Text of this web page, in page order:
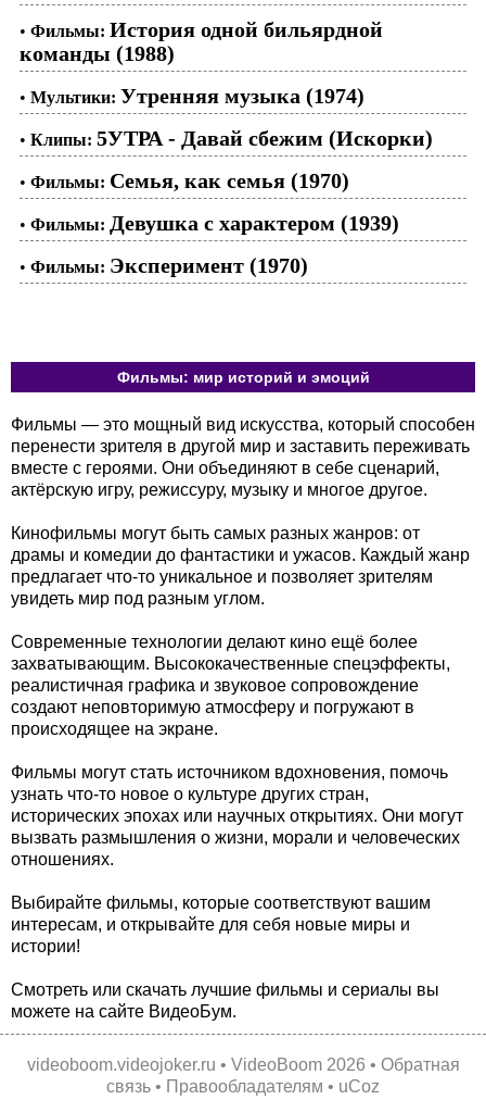
• Фильмы: История одной бильярдной
команды (1988)
• Мультики: Утренняя музыка (1974)
• Клипы: 5УТРА - Давай сбежим (Искорки)
• Фильмы: Семья, как семья (1970)
• Фильмы: Девушка с характером (1939)
• Фильмы: Эксперимент (1970)
Фильмы: мир историй и эмоций
Фильмы — это мощный вид искусства, который способен
перенести зрителя в другой мир и заставить переживать
вместе с героями. Они объединяют в себе сценарий,
актёрскую игру, режиссуру, музыку и многое другое.
Кинофильмы могут быть самых разных жанров: от
драмы и комедии до фантастики и ужасов. Каждый жанр
предлагает что-то уникальное и позволяет зрителям
увидеть мир под разным углом.
Современные технологии делают кино ещё более
захватывающим. Высококачественные спецэффекты,
реалистичная графика и звуковое сопровождение
создают неповторимую атмосферу и погружают в
происходящее на экране.
Фильмы могут стать источником вдохновения, помочь
узнать что-то новое о культуре других стран,
исторических эпохах или научных открытиях. Они могут
вызвать размышления о жизни, морали и человеческих
отношениях.
Выбирайте фильмы, которые соответствуют вашим
интересам, и открывайте для себя новые миры и
истории!
Смотреть или скачать лучшие фильмы и сериалы вы
можете на сайте ВидеоБум.
videoboom.videojoker.ru • VideoBoom2026 • Обратная
связь • Правообладателям • uCoz